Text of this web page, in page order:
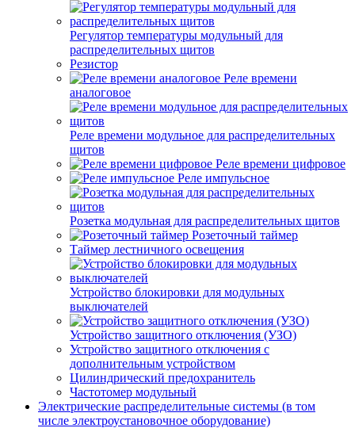
Регулятор температуры модульный для
распределительных щитов
Резистор
Реле времени
аналоговое
Реле времени модульное для распределительных
щитов
Реле времени цифровое
Реле импульсное
Розетка модульная для распределительных щитов
Розеточный таймер
Таймер лестничного освещения
Устройство блокировки для модульных
выключателей
Устройство защитного отключения (УЗО)
Устройство защитного отключения с
дополнительным устройством
Цилиндрический предохранитель
Частотомер модульный
Электрические распределительные системы (в том
числе электроустановочное оборудование)